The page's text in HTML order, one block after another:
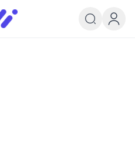
xabarlari va